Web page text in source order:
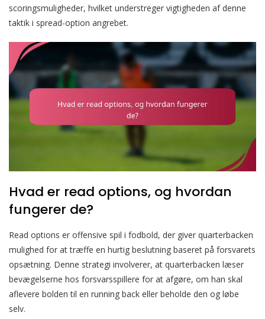
scoringsmuligheder, hvilket understreger vigtigheden af denne
taktik i spread-option angrebet.
Hvad er read options, og hvordan
fungerer de?
Read options er offensive spil i fodbold, der giver quarterbacken
mulighed for at træffe en hurtig beslutning baseret på forsvarets
opsætning. Denne strategi involverer, at quarterbacken læser
bevægelserne hos forsvarsspillere for at afgøre, om han skal
aflevere bolden til en running back eller beholde den og løbe
selv.